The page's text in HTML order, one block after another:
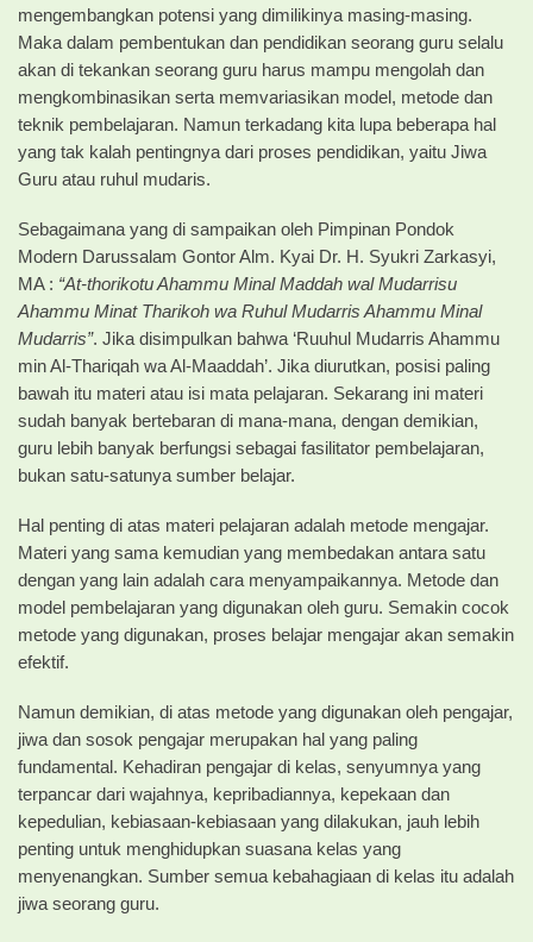
mengembangkan potensi yang dimilikinya masing-masing.
Maka dalam pembentukan dan pendidikan seorang guru selalu
akan di tekankan seorang guru harus mampu mengolah dan
mengkombinasikan serta memvariasikan model, metode dan
teknik pembelajaran. Namun terkadang kita lupa beberapa hal
yang tak kalah pentingnya dari proses pendidikan, yaitu Jiwa
Guru atau ruhul mudaris.
Sebagaimana yang di sampaikan oleh Pimpinan Pondok
Modern Darussalam Gontor Alm. Kyai Dr. H. Syukri Zarkasyi,
MA : “At-thorikotu Ahammu Minal Maddah wal Mudarrisu
Ahammu Minat Tharikoh wa Ruhul Mudarris Ahammu Minal
Mudarris”. Jika disimpulkan bahwa ‘Ruuhul Mudarris Ahammu
min Al-Thariqah wa Al-Maaddah’. Jika diurutkan, posisi paling
bawah itu materi atau isi mata pelajaran. Sekarang ini materi
sudah banyak bertebaran di mana-mana, dengan demikian,
guru lebih banyak berfungsi sebagai fasilitator pembelajaran,
bukan satu-satunya sumber belajar.
Hal penting di atas materi pelajaran adalah metode mengajar.
Materi yang sama kemudian yang membedakan antara satu
dengan yang lain adalah cara menyampaikannya. Metode dan
model pembelajaran yang digunakan oleh guru. Semakin cocok
metode yang digunakan, proses belajar mengajar akan semakin
efektif.
Namun demikian, di atas metode yang digunakan oleh pengajar,
jiwa dan sosok pengajar merupakan hal yang paling
fundamental. Kehadiran pengajar di kelas, senyumnya yang
terpancar dari wajahnya, kepribadiannya, kepekaan dan
kepedulian, kebiasaan-kebiasaan yang dilakukan, jauh lebih
penting untuk menghidupkan suasana kelas yang
menyenangkan. Sumber semua kebahagiaan di kelas itu adalah
jiwa seorang guru.